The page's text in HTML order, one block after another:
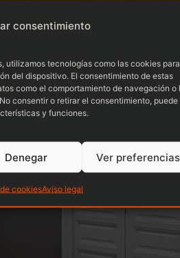
consentimiento
utilizamos tecnologías como las cookies para
del dispositivo. El consentimiento de estas
como el comportamiento de navegación o
consentir o retirar el consentimiento, puede
y funciones.
Denegar Ver preferencias
cookiesAviso legal